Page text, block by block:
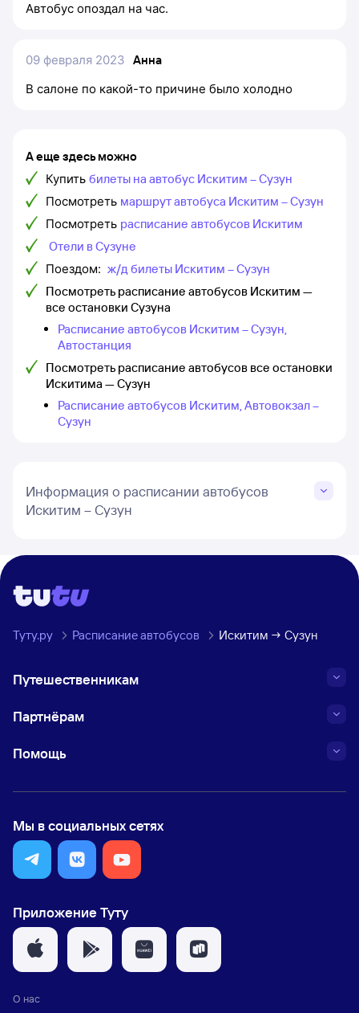
Автобус опоздал на час.
09 февраля 2023 Анна
В салоне по какой-то причине было холодно
А еще здесь можно
Купить билеты на автобус Искитим – Сузун
Посмотреть маршрут автобуса Искитим – Сузун
Посмотреть расписание автобусов Искитим
Отели в Сузуне
Поездом: ж/д билеты Искитим – Сузун
Посмотреть расписание автобусов Искитим —
все остановки Сузуна
Расписание автобусов Искитим – Сузун,
Автостанция
Посмотреть расписание автобусов все остановки
Искитима — Сузун
Расписание автобусов Искитим, Автовокзал –
Сузун
Информация о расписании автобусов
Искитим – Сузун
Туту.ру Расписание автобусов Искитим → Сузун
Путешественникам
Партнёрам
Помощь
Мы в социальных сетях
Приложение Туту
О нас